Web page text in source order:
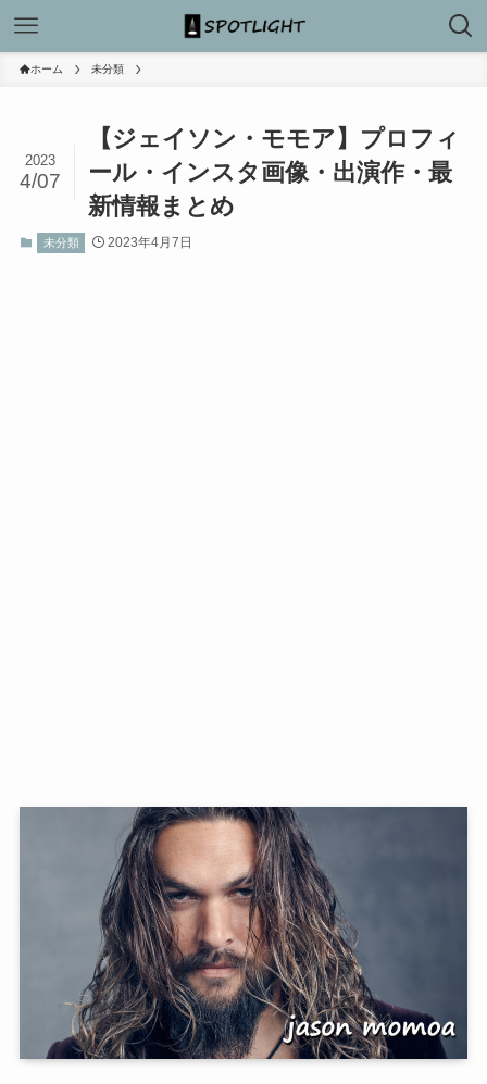
ホーム 未分類
【ジェイソン・モモア】プロフィ
ール・インスタ画像・出演作・最
新情報まとめ
2023
4/07
未分類 2023年4月7日